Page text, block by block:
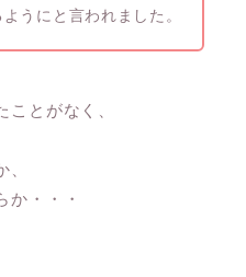
うにと言われました。
とがなく、
か・・・